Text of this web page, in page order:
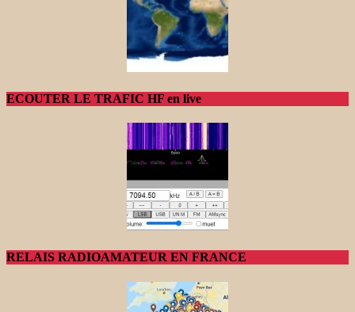
ECOUTER LE TRAFIC HF en live
RELAIS RADIOAMATEUR EN FRANCE